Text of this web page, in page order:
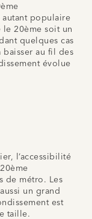
autant populaire
20ème soit un
quelques cas
baisser au fil des
évolue
l’accessibilité
de métro. Les
un grand
est
taille.